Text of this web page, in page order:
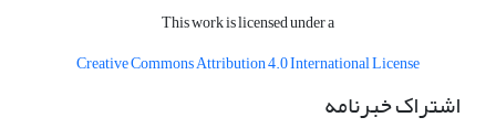
This work is licensed under a
CreativeCommons Attribution 4.0 International License
اشتراک خبرنامه